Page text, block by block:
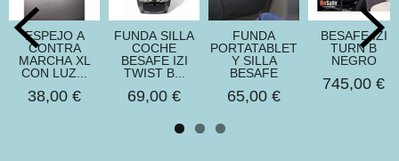
ESPEJO A
CONTRA
MARCHA XL
CON LUZ...
38,00 €
FUNDA SILLA
COCHE
BESAFE IZI
TWIST B...
69,00 €
FUNDA
PORTATABLET
Y SILLA
BESAFE
65,00 €
BESAFE IZI
TURN B
NEGRO
745,00 €